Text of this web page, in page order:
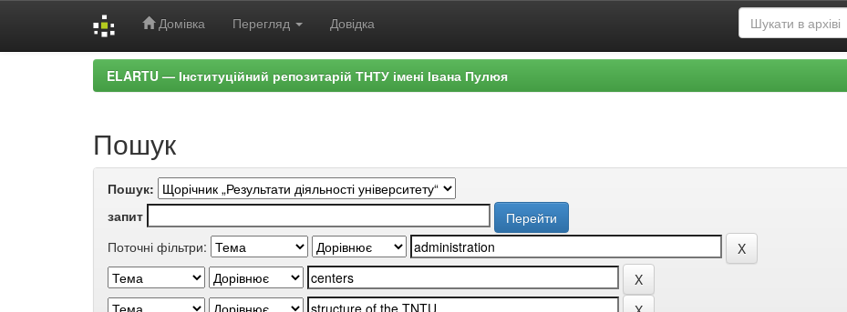
Домівка Перегляд Довідка
ELARTU — Інституційний репозитарій ТНТУ імені Івана Пулюя
Пошук
Пошук:
запит
Поточні фільтри: